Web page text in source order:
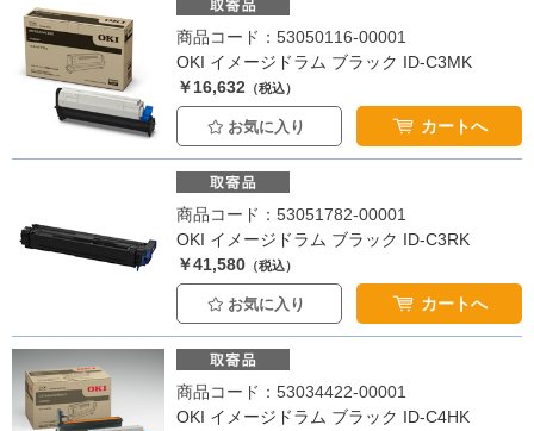
商品コード：53050116-00001
OKI イメージドラム ブラック ID-C3MK
￥16,632 （税込）
お気に入り カートへ
商品コード：53051782-00001
OKI イメージドラム ブラック ID-C3RK
￥41,580 （税込）
お気に入り カートへ
商品コード：53034422-00001
OKI イメージドラム ブラック ID-C4HK